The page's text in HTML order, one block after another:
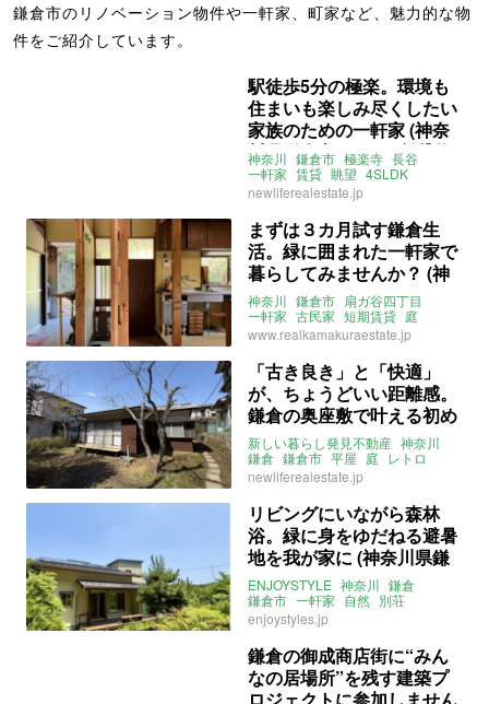
鎌倉市のリノベーション物件や一軒家、町家など、魅力的な物
件をご紹介しています。
駅徒歩5分の極楽。環境も
住まいも楽しみ尽くしたい
家族のための一軒家 (神奈
川県鎌倉市115㎡の賃貸物
件)
神奈川 鎌倉市 極楽寺 長谷
一軒家 賃貸 眺望 4SLDK
二人暮らし ファミリー
newliferealestate.jp
まずは３カ月試す鎌倉生
活。緑に囲まれた一軒家で
暮らしてみませんか？ (神
奈川県鎌倉市78㎡の賃貸物
件)
神奈川 鎌倉市 扇ガ谷四丁目
一軒家 古民家 短期賃貸 庭
家具付き
ペット相談可
住居兼事務所可
賃貸
www.realkamakuraestate.jp
「古き良き」と「快適」
が、ちょうどいい距離感。
鎌倉の奥座敷で叶える初め
ての平屋暮らし (神奈川県
鎌倉市76㎡の賃貸物件)
新しい暮らし発見不動産 神奈川
鎌倉 鎌倉市 平屋 庭 レトロ
一軒家 4DK 賃貸
newliferealestate.jp
リビングにいながら森林
浴。緑に身をゆだねる避暑
地を我が家に (神奈川県鎌
倉市195㎡の売買物件)
ENJOYSTYLE 神奈川 鎌倉
鎌倉市 一軒家 自然 別荘
セカンドハウス
enjoystyles.jp
鎌倉の御成商店街に“みん
なの居場所”を残す建築プ